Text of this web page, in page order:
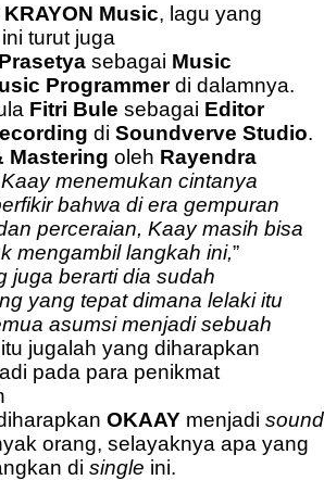
KRAYON Music, lagu yang
ini turut juga
Prasetya sebagai Music
Programmerdi dalamnya.
Fitri Bule sebagai Editor
di Soundverve Studio.
Mastering oleh Rayendra
menemukan cintanya
bahwa di era gempuran
perceraian, Kaay masih bisa
mengambil langkah ini,”
juga berarti dia sudah
yang tepat dimana lelaki itu
asumsi menjadi sebuah
itu jugalah yang diharapkan
pada para penikmat
OKAAY menjadi
orang, selayaknya apa yang
di single ini.